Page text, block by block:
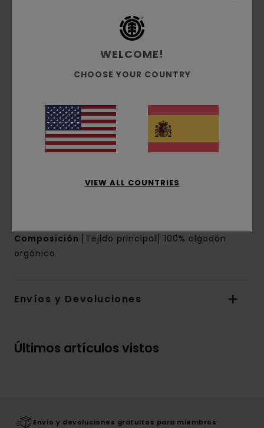
colección Mainline
tejido de punto de 100% algodón
Conscious by Nature:Algodón Orgánico
Cuello:Cuello redondo
Mangas:manga corta
Marca:estampados de base agua en el
pecho y la espalda
Composición
[Tejido principal] 100% algodón
orgánico
Envíos y Devoluciones
Últimos artículos vistos
Envío y devoluciones gratuitos para miembros
WELCOME!
CHOOSE YOUR COUNTRY
VIEW ALL COUNTRIES